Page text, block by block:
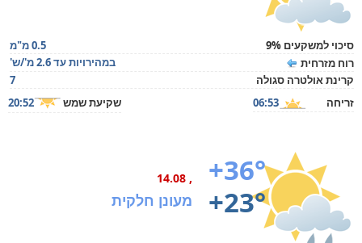
סיכוי למשקעים 9%
0.5 מ"מ
רוח מזרחית
במהירויות עד 2.6 מ'/ש'
קרינת אולטרה סגולה
7
זריחה
06:53 שקיעת שמש 20:52
+36°
+23°
, 14.08
מעונן חלקית